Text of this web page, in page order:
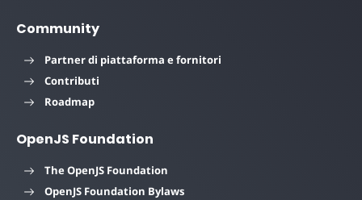
Community
Partner di piattaforma e fornitori
Contributi
Roadmap
OpenJS Foundation
The OpenJS Foundation
OpenJS Foundation Bylaws